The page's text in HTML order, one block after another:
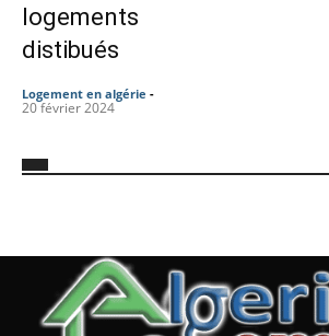
logements
distibués
Logement en algérie -
20 février 2024